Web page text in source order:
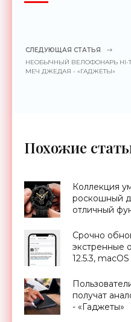
СЛЕДУЮЩАЯ СТАТЬЯ
НЕОБЫЧНЫЙ ВЕЛОФОНАРЬ HI-
МЕЧ ДЖЕДАЯ - «ГАДЖЕТЫ»
Похожие
Коллекция
роскошный
отличный
Срочно
экстренные
12.5.3,
получат
- «Гаджеты»